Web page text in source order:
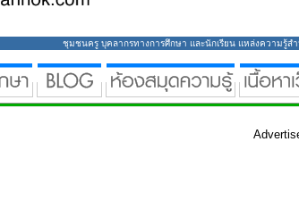
ชุมชนครู บุคลากรทางการศึกษา และนักเรียน แหล่งความรู้ส